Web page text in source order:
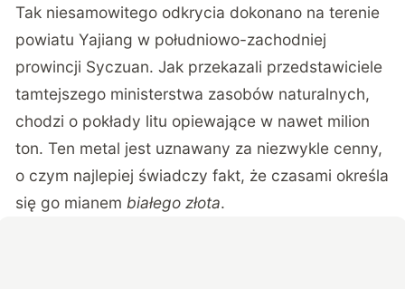
Tak niesamowitego odkrycia dokonano na terenie
powiatu Yajiang w południowo-zachodniej
prowincji Syczuan. Jak przekazali przedstawiciele
tamtejszego ministerstwa zasobów naturalnych,
chodzi o pokłady litu opiewające w nawet milion
ton. Ten metal jest uznawany za niezwykle cenny,
o czym najlepiej świadczy fakt, że czasami określa
się go mianem białego złota.